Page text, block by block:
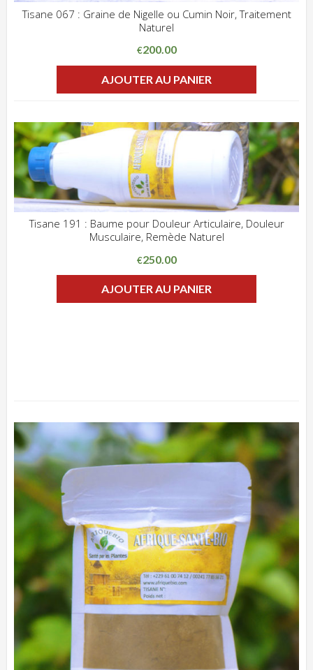
Tisane 067 : Graine de Nigelle ou Cumin Noir, Traitement
Naturel
€200.00
AJOUTER AU PANIER
CLIQUEZ POUR VOIR
ADD WISHLIST
Tisane 191 : Baume pour Douleur Articulaire, Douleur
Musculaire, Remède Naturel
€250.00
AJOUTER AU PANIER